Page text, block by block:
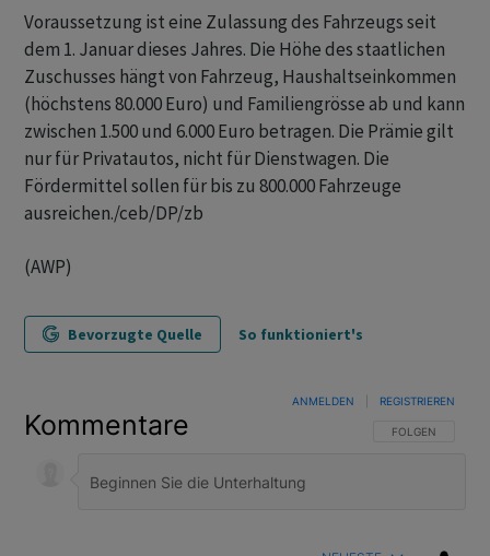
Voraussetzung ist eine Zulassung des Fahrzeugs seit
dem 1. Januar dieses Jahres. Die Höhe des staatlichen
Zuschusses hängt von Fahrzeug, Haushaltseinkommen
(höchstens 80.000 Euro) und Familiengrösse ab und kann
zwischen 1.500 und 6.000 Euro betragen. Die Prämie gilt
nur für Privatautos, nicht für Dienstwagen. Die
Fördermittel sollen für bis zu 800.000 Fahrzeuge
ausreichen./ceb/DP/zb
(AWP)
Bevorzugte Quelle So funktioniert's
Kommentare FOLGE DIESER
FOLGEN
ANMELDEN REGISTRIEREN